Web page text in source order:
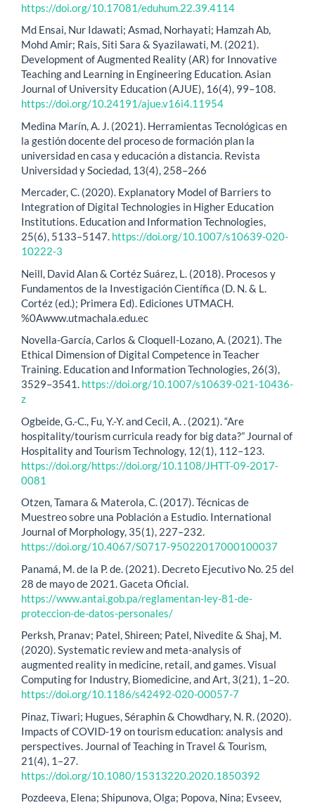
https://doi.org/10.17081/eduhum.22.39.4114
Md Ensai, Nur Idawati; Asmad, Norhayati; Hamzah Ab,
Mohd Amir; Rais, Siti Sara & Syazilawati, M. (2021).
Development of Augmented Reality (AR) for Innovative
Teaching and Learning in Engineering Education. Asian
Journal of University Education (AJUE), 16(4), 99–108.
https://doi.org/10.24191/ajue.v16i4.11954
Medina Marín, A. J. (2021). Herramientas Tecnológicas en
la gestión docente del proceso de formación plan la
universidad en casa y educación a distancia. Revista
Universidad y Sociedad, 13(4), 258–266
Mercader, C. (2020). Explanatory Model of Barriers to
Integration of Digital Technologies in Higher Education
Institutions. Education and Information Technologies,
25(6), 5133–5147. https://doi.org/10.1007/s10639-020-
10222-3
Neill, David Alan & Cortéz Suárez, L. (2018). Procesos y
Fundamentos de la Investigación Científica (D. N. & L.
Cortéz (ed.); Primera Ed). Ediciones UTMACH.
%0Awww.utmachala.edu.ec
Novella-García, Carlos & Cloquell-Lozano, A. (2021). The
Ethical Dimension of Digital Competence in Teacher
Training. Education and Information Technologies, 26(3),
3529–3541. https://doi.org/10.1007/s10639-021-10436-
z
Ogbeide, G.-C., Fu, Y.-Y. and Cecil, A. . (2021). “Are
hospitality/tourism curricula ready for big data?” Journal of
Hospitality and Tourism Technology, 12(1), 112–123.
https://doi.org/https://doi.org/10.1108/JHTT-09-2017-
0081
Otzen, Tamara & Materola, C. (2017). Técnicas de
Muestreo sobre una Población a Estudio. International
Journal of Morphology, 35(1), 227–232.
https://doi.org/10.4067/S0717-95022017000100037
Panamá, M. de la P. de. (2021). Decreto Ejecutivo No. 25 del
28 de mayo de 2021. Gaceta Oficial.
https://www.antai.gob.pa/reglamentan-ley-81-de-
proteccion-de-datos-personales/
Perksh, Pranav; Patel, Shireen; Patel, Nivedite & Shaj, M.
(2020). Systematic review and meta-analysis of
augmented reality in medicine, retail, and games. Visual
Computing for Industry, Biomedicine, and Art, 3(21), 1–20.
https://doi.org/10.1186/s42492-020-00057-7
Pinaz, Tiwari; Hugues, Séraphin & Chowdhary, N. R. (2020).
Impacts of COVID-19 on tourism education: analysis and
perspectives. Journal of Teaching in Travel & Tourism,
21(4), 1–27.
https://doi.org/10.1080/15313220.2020.1850392
Pozdeeva, Elena; Shipunova, Olga; Popova, Nina; Evseev,